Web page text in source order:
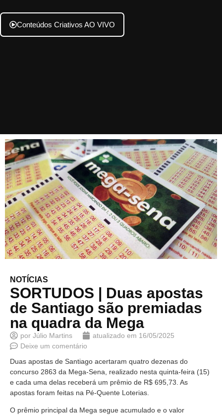
Conteúdos Criativos AO VIVO
NOTÍCIAS
SORTUDOS | Duas apostas
de Santiago são premiadas
na quadra da Mega
por Júlio Martins atualizado em 16/05/2025
Deixe um comentário
Duas apostas de Santiago acertaram quatro dezenas do
concurso 2863 da Mega-Sena, realizado nesta quinta-feira (15)
e cada uma delas receberá um prêmio de R$ 695,73. As
apostas foram feitas na Pé-Quente Loterias.
O prêmio principal da Mega segue acumulado e o valor